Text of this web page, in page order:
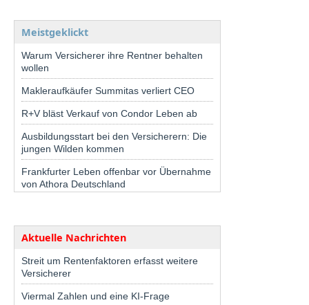
Meistgeklickt
Warum Versicherer ihre Rentner behalten
wollen
Makleraufkäufer Summitas verliert CEO
R+V bläst Verkauf von Condor Leben ab
Ausbildungsstart bei den Versicherern: Die
jungen Wilden kommen
Frankfurter Leben offenbar vor Übernahme
von Athora Deutschland
Aktuelle Nachrichten
Streit um Rentenfaktoren erfasst weitere
Versicherer
Viermal Zahlen und eine KI-Frage